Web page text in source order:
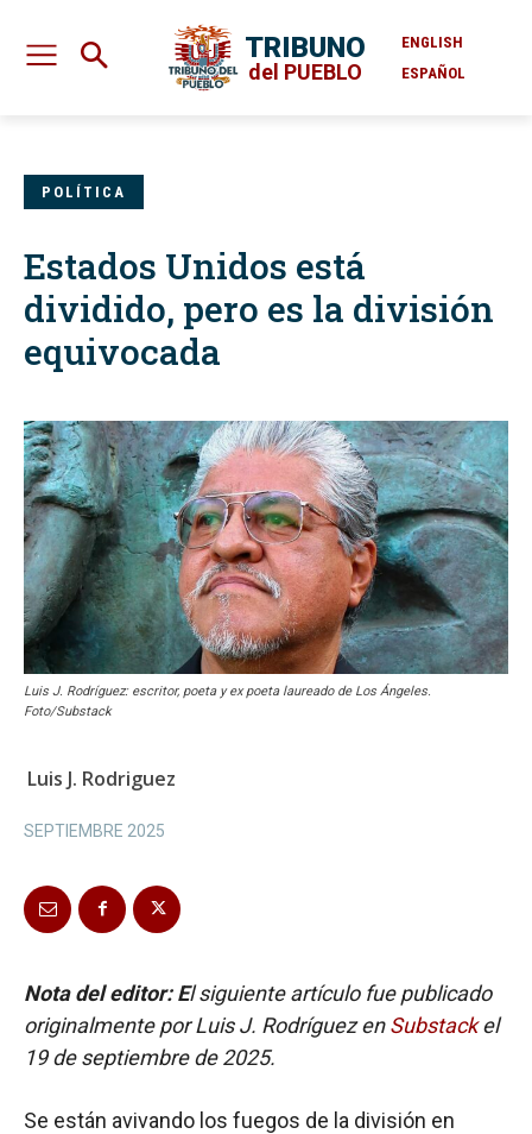
TRIBUNO
del PUEBLO
ENGLISH
ESPAÑOL
POLÍTICA
Estados Unidos está
dividido, pero es la división
equivocada
Luis J. Rodríguez: escritor, poeta y ex poeta laureado de Los Ángeles.
Foto/Substack
Luis J. Rodriguez
SEPTIEMBRE 2025
Nota del editor: El siguiente artículo fue publicado
originalmente por Luis J. Rodríguez enSubstackel
19 de septiembre de 2025.
Se están avivando los fuegos de la división en